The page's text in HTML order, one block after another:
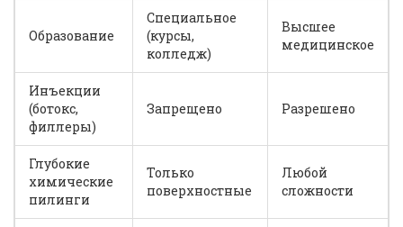
Образование
Специальное
(курсы,
колледж)
Высшее
медицинское
Инъекции
(ботокс,
филлеры)
Запрещено Разрешено
Глубокие
химические
пилинги
Только
поверхностные
Любой
сложности